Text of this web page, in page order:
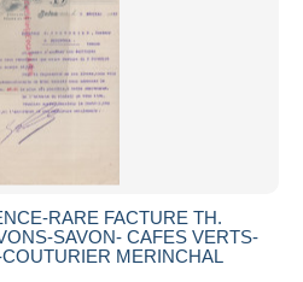
RARE FACTURE TH.
SAVON- CAFES VERTS-
MERINCHAL